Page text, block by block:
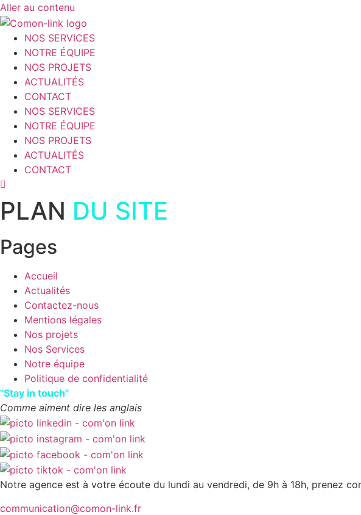
Aller au contenu
NOS SERVICES
NOTRE ÉQUIPE
NOS PROJETS
ACTUALITÉS
CONTACT
NOS SERVICES
NOTRE ÉQUIPE
NOS PROJETS
ACTUALITÉS
CONTACT
PLAN DU SITE
Pages
Accueil
Actualités
Contactez-nous
Mentions légales
Nos projets
Nos Services
Notre équipe
Politique de confidentialité
"Stay in touch"
Comme aiment dire les anglais
Notre agence est à votre écoute du lundi au vendredi, de 9h à 18h, prenez
communication@comon-link.fr